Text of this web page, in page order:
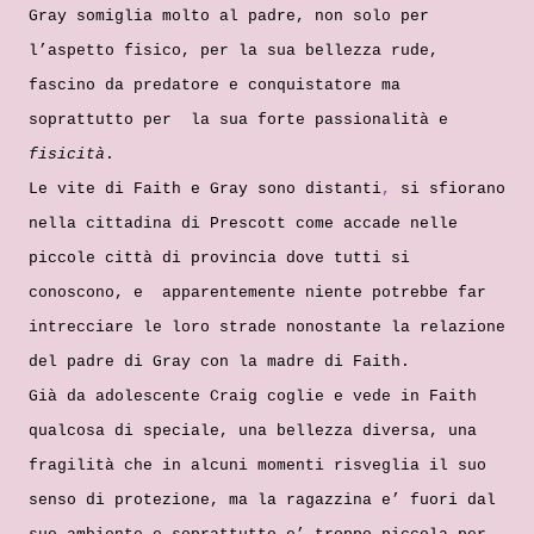
Gray somiglia molto al padre, non solo per
l’aspetto fisico, per la sua bellezza rude,
fascino da predatore e conquistatore ma
soprattutto per la sua forte passionalità e
fisicità .
Le vite di Faith e Gray sono distanti,
si sfiorano
nella cittadina di Prescott come accade nelle
piccole città di provincia dove tutti si
conoscono, e apparentemente niente potrebbe far
intrecciare le loro strade nonostante la relazione
del padre di Gray con la madre di Faith.
Già da adolescente Craig coglie e vede in Faith
qualcosa di speciale, una bellezza diversa, una
fragilità che in alcuni momenti risveglia il suo
senso di protezione, ma la ragazzina e’ fuori dal